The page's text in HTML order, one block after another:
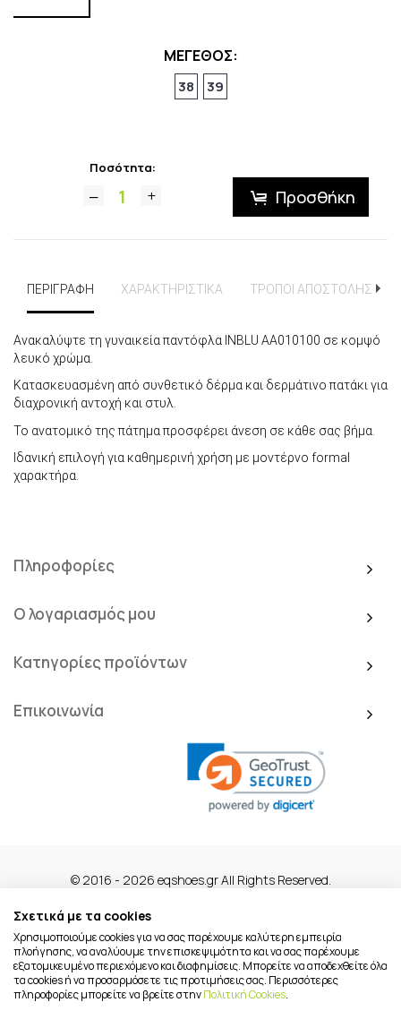
ΜΕΓΕΘΟΣ:
38 39
Ποσότητα:
Προσθήκη
ΠΕΡΙΓΡΑΦΗ ΧΑΡΑΚΤΗΡΙΣΤΙΚΑ ΤΡΟΠΟΙ ΑΠΟΣΤΟΛΗΣ
Ανακαλύψτε τη γυναικεία παντόφλα INBLU ΑΑ010100 σε κομψό
λευκό χρώμα.
Κατασκευασμένη από συνθετικό δέρμα και δερμάτινο πατάκι για
διαχρονική αντοχή και στυλ.
Το ανατομικό της πάτημα προσφέρει άνεση σε κάθε σας βήμα.
Ιδανική επιλογή για καθημερινή χρήση με μοντέρνο formal
χαρακτήρα.
Πληροφορίες
Ο λογαριασμός μου
Κατηγορίες προϊόντων
Επικοινωνία
© 2016 - 2026 eqshoes.gr All Rights Reserved.
Σχετικά με τα cookies
Χρησιμοποιούμε cookies για να σας παρέχουμε καλύτερη εμπειρία
πλοήγησης, να αναλύουμε την επισκεψιμότητα και να σας παρέχουμε
εξατομικευμένο περιεχόμενο και διαφημίσεις. Μπορείτε να αποδεχθείτε όλα
τα cookies ή να προσαρμόσετε τις προτιμήσεις σας. Περισσότερες
πληροφορίες μπορείτε να βρείτε στηνΠολιτική Cookies.